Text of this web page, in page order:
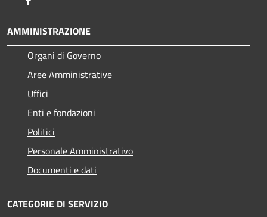
AMMINISTRAZIONE
Organi di Governo
Aree Amministrative
Uffici
Enti e fondazioni
Politici
Personale Amministrativo
Documenti e dati
CATEGORIE DI SERVIZIO